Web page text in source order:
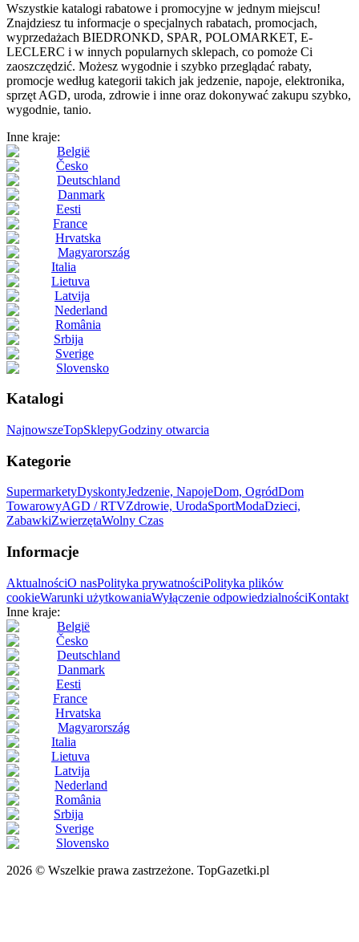
Wszystkie katalogi rabatowe i promocyjne w jednym miejscu!
Znajdziesz tu informacje o specjalnych rabatach, promocjach,
wyprzedażach BIEDRONKD, SPAR, POLOMARKET, E-
LECLERC i w innych popularnych sklepach, co pomoże Ci
zaoszczędzić. Możesz wygodnie i szybko przeglądać rabaty,
promocje według kategorii takich jak jedzenie, napoje, elektronika,
sprzęt AGD, uroda, zdrowie i inne oraz dokonywać zakupu szybko,
wygodnie, tanio.
Inne kraje:
België
Česko
Deutschland
Danmark
Eesti
France
Hrvatska
Magyarország
Italia
Lietuva
Latvija
Nederland
România
Srbija
Sverige
Slovensko
Katalogi
NajnowszeTopSklepyGodziny otwarcia
Kategorie
SupermarketyDyskontyJedzenie, NapojeDom, OgródDom
TowarowyAGD / RTVZdrowie, UrodaSportModaDzieci,
ZabawkiZwierzętaWolny Czas
Informacje
AktualnościO nasPolityka prywatnościPolityka plików
cookieWarunki użytkowaniaWyłączenie odpowiedzialnościKontakt
Inne kraje:
België
Česko
Deutschland
Danmark
Eesti
France
Hrvatska
Magyarország
Italia
Lietuva
Latvija
Nederland
România
Srbija
Sverige
Slovensko
2026 © Wszelkie prawa zastrzeżone. TopGazetki.pl